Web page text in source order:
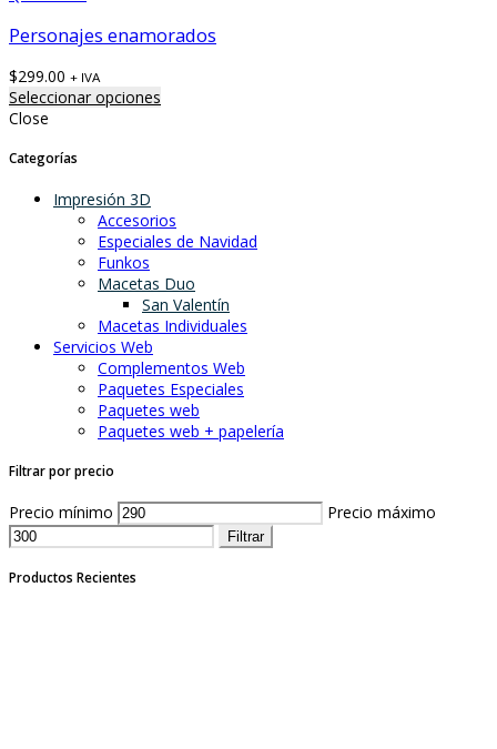
Personajes enamorados
$299.00 + IVA
Seleccionar opciones
Close
Categorías
Impresión 3D
Accesorios
Especiales de Navidad
Funkos
Macetas Duo
San Valentín
Macetas Individuales
Servicios Web
Complementos Web
Paquetes Especiales
Paquetes web
Paquetes web + papelería
Filtrar por precio
Precio mínimo Precio máximo
Filtrar
Productos Recientes